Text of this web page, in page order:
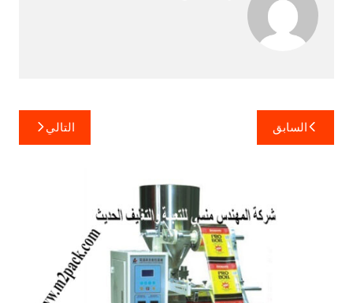
تصفّح
المقالات
السابق التالي